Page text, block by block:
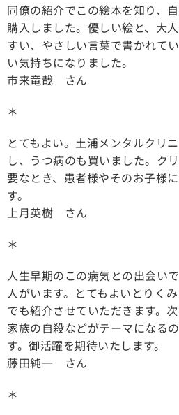
同僚の紹介でこの絵本を知り、
購入しました。優しい絵と、大
すい、やさしい言葉で書かれて
い気持ちになりました。
市来竜哉 さん
＊
とてもよい。土浦メンタルクリ
し、うつ病のも買いました。ク
要なとき、患者様やそのお子様
す。
上月英樹 さん
＊
人生早期のこの病気との出会い
人がいます。とてもよいとりく
でも紹介させていただきます。
家族の自殺などがテーマになる
す。御活躍を期待いたします。
藤田純一 さん
＊